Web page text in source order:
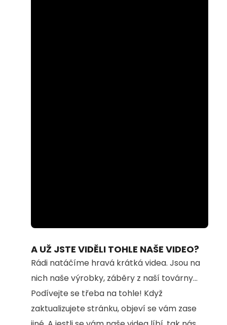
65.68%
A UŽ JSTE VIDĚLI TOHLE NAŠE VIDEO?
Rádi natáčíme hravá krátká videa. Jsou na
nich naše výrobky, záběry z naší továrny...
Podívejte se třeba na tohle! Když
zaktualizujete stránku, objeví se vám zase